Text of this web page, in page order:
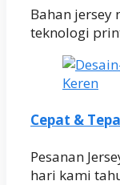
Bahan jersey
teknologi
Cepat &
Pesanan
hari kami